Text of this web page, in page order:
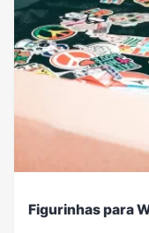
Figurinhas para